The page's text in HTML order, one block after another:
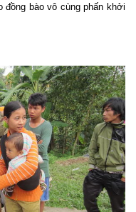
đồng bào vô cùng phấn khởi